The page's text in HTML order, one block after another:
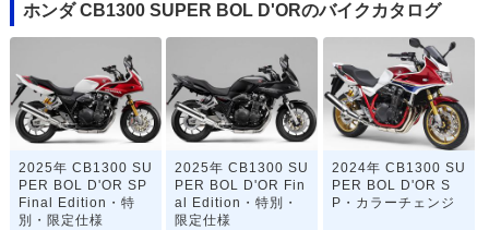
ホンダ CB1300 SUPER BOL D'ORのバイクカタログ
2025年 CB1300 SU
PER BOL D'OR SP
Final Edition・特
別・限定仕様
2025年 CB1300 SU
PER BOL D'OR Fin
al Edition・特別・
限定仕様
2024年 CB1300 SU
PER BOL D'OR S
P・カラーチェンジ